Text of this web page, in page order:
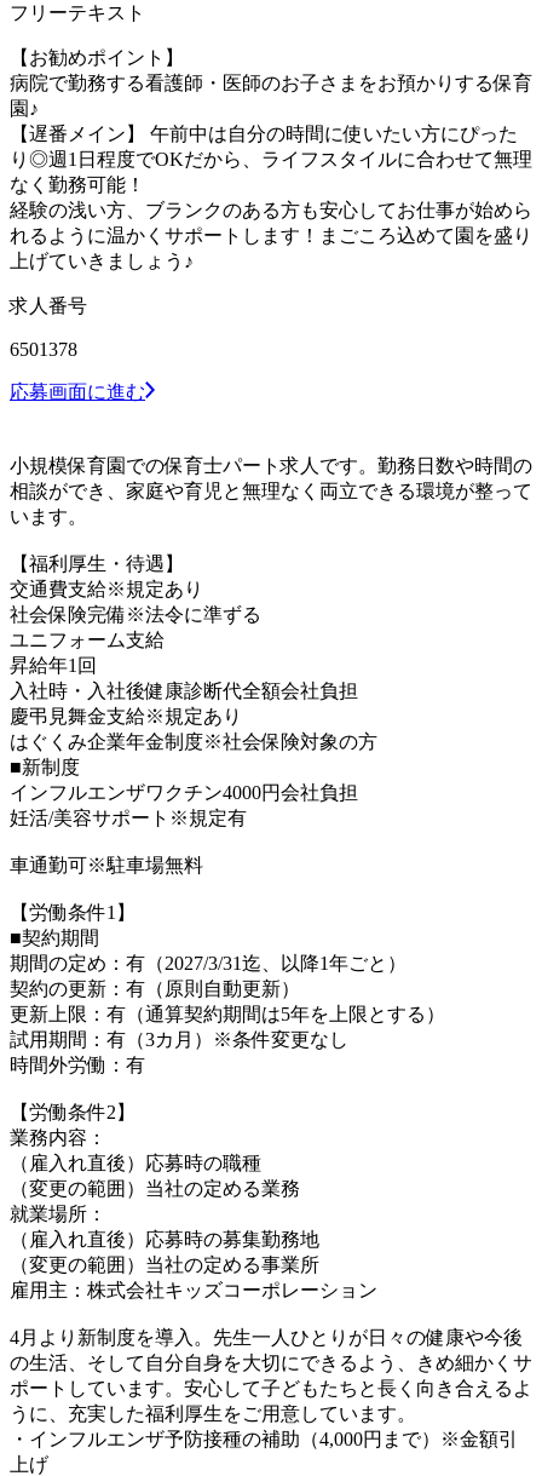
フリーテキスト
【お勧めポイント】
病院で勤務する看護師・医師のお子さまをお預かりする保育
園♪
【遅番メイン】 午前中は自分の時間に使いたい方にぴった
り◎週1日程度でOKだから、ライフスタイルに合わせて無理
なく勤務可能！
経験の浅い方、ブランクのある方も安心してお仕事が始めら
れるように温かくサポートします！まごころ込めて園を盛り
上げていきましょう♪
求人番号
6501378
応募画面に進む
小規模保育園での保育士パート求人です。勤務日数や時間の
相談ができ、家庭や育児と無理なく両立できる環境が整って
います。
【福利厚生・待遇】
交通費支給※規定あり
社会保険完備※法令に準ずる
ユニフォーム支給
昇給年1回
入社時・入社後健康診断代全額会社負担
慶弔見舞金支給※規定あり
はぐくみ企業年金制度※社会保険対象の方
■新制度
インフルエンザワクチン4000円会社負担
妊活/美容サポート※規定有
車通勤可※駐車場無料
【労働条件1】
■契約期間
期間の定め：有（2027/3/31迄、以降1年ごと）
契約の更新：有（原則自動更新）
更新上限：有（通算契約期間は5年を上限とする）
試用期間：有（3カ月）※条件変更なし
時間外労働：有
【労働条件2】
業務内容：
（雇入れ直後）応募時の職種
（変更の範囲）当社の定める業務
就業場所：
（雇入れ直後）応募時の募集勤務地
（変更の範囲）当社の定める事業所
雇用主：株式会社キッズコーポレーション
4月より新制度を導入。先生一人ひとりが日々の健康や今後
の生活、そして自分自身を大切にできるよう、きめ細かくサ
ポートしています。安心して子どもたちと長く向き合えるよ
うに、充実した福利厚生をご用意しています。
・インフルエンザ予防接種の補助（4,000円まで）※金額引
上げ